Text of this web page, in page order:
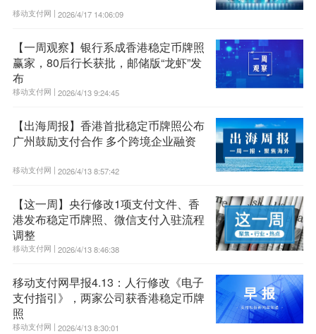
移动支付网 | 2026/4/17 14:06:09
【一周观察】银行系成香港稳定币牌照
赢家，80后行长获批，邮储版“龙虾”发
布
移动支付网 | 2026/4/13 9:24:45
【出海周报】香港首批稳定币牌照公布
广州鼓励支付合作 多个跨境企业融资
移动支付网 | 2026/4/13 8:57:42
【这一周】央行修改1项支付文件、香
港发布稳定币牌照、微信支付入驻流程
调整
移动支付网 | 2026/4/13 8:46:38
移动支付网早报4.13：人行修改《电子
支付指引》，两家公司获香港稳定币牌
照
移动支付网 | 2026/4/13 8:30:01